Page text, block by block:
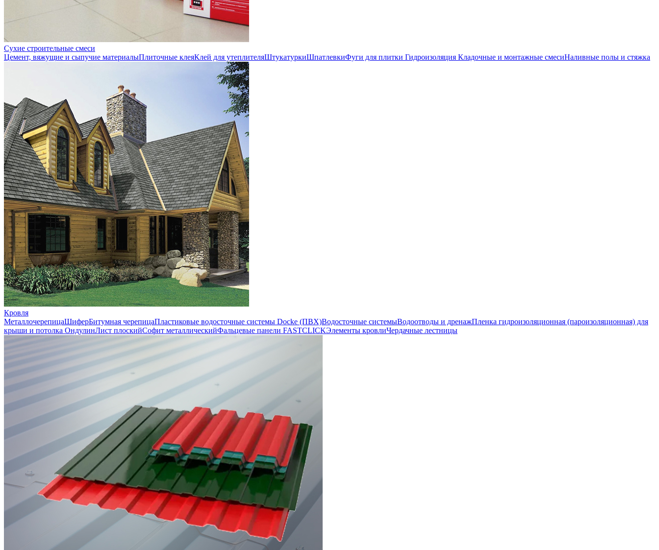
Сухие строительные смеси
Цемент, вяжущие и сыпучие материалыПлиточные клеяКлей для утеплителяШтукатуркиШпатлевкиФуги для плитки Гидроизоляция Кладочные и монтажные смесиНаливные полы и стяжка
Кровля
МеталлочерепицаШиферБитумная черепицаПластиковые водосточные системы Docke (ПВХ)Водосточные системыВодоотводы и дренажПленка гидроизоляционная (пароизоляционная) для
крыши и потолка ОндулинЛист плоскийСофит металлическийФальцевые панели FASTCLICKЭлементы кровлиЧердачные лестницы